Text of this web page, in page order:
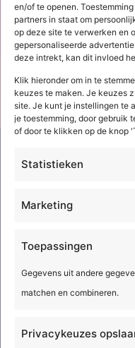
en/of te openen.
partners in staat om
op deze site te verwerken en
gepersonaliseerde
deze intrekt, kan dit invloed
Klik hieronder om in te
keuzes te maken. Je keuzes
site. Je kunt je instellingen te
je toestemming, door gebruik
of door te klikken op de knop
Statistieken
Marketing
Toepassingen
Gegevens uit andere
matchen en combineren.
Privacykeuzes
een calculatie.
zo zwaar mee,
Lees meer
Acto
Adres
3812 RP Amersfoort